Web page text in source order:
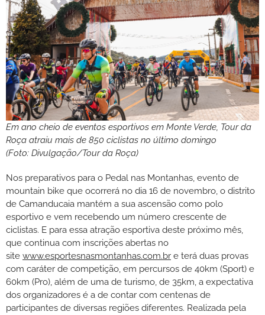
Em ano cheio de eventos esportivos em Monte Verde, Tour da
Roça atraiu mais de 850 ciclistas no último domingo
(Foto: Divulgação/Tour da Roça)
Nos preparativos para o Pedal nas Montanhas, evento de
mountain bike que ocorrerá no dia 16 de novembro, o distrito
de Camanducaia mantém a sua ascensão como polo
esportivo e vem recebendo um número crescente de
ciclistas. E para essa atração esportiva deste próximo mês,
que continua com inscrições abertas no
site www.esportesnasmontanhas.com.br e terá duas provas
com caráter de competição, em percursos de 40km (Sport) e
60km (Pro), além de uma de turismo, de 35km, a expectativa
dos organizadores é a de contar com centenas de
participantes de diversas regiões diferentes. Realizada pela